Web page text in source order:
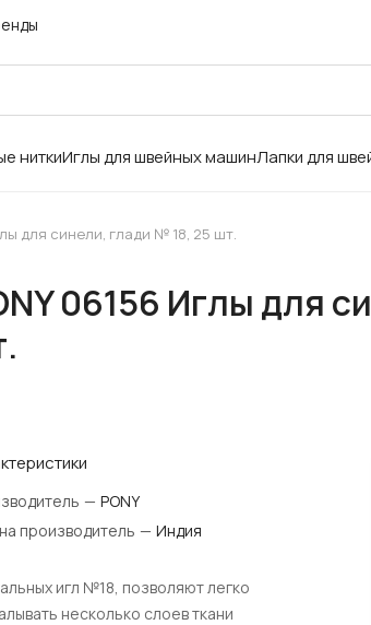
ниткиИглы для швейных машинЛапки для
для синели, глади № 18, 25 шт.
06156 Иглы для
— PONY
производитель — Индия
игл №18, позволяют легко
несколько слоев ткани